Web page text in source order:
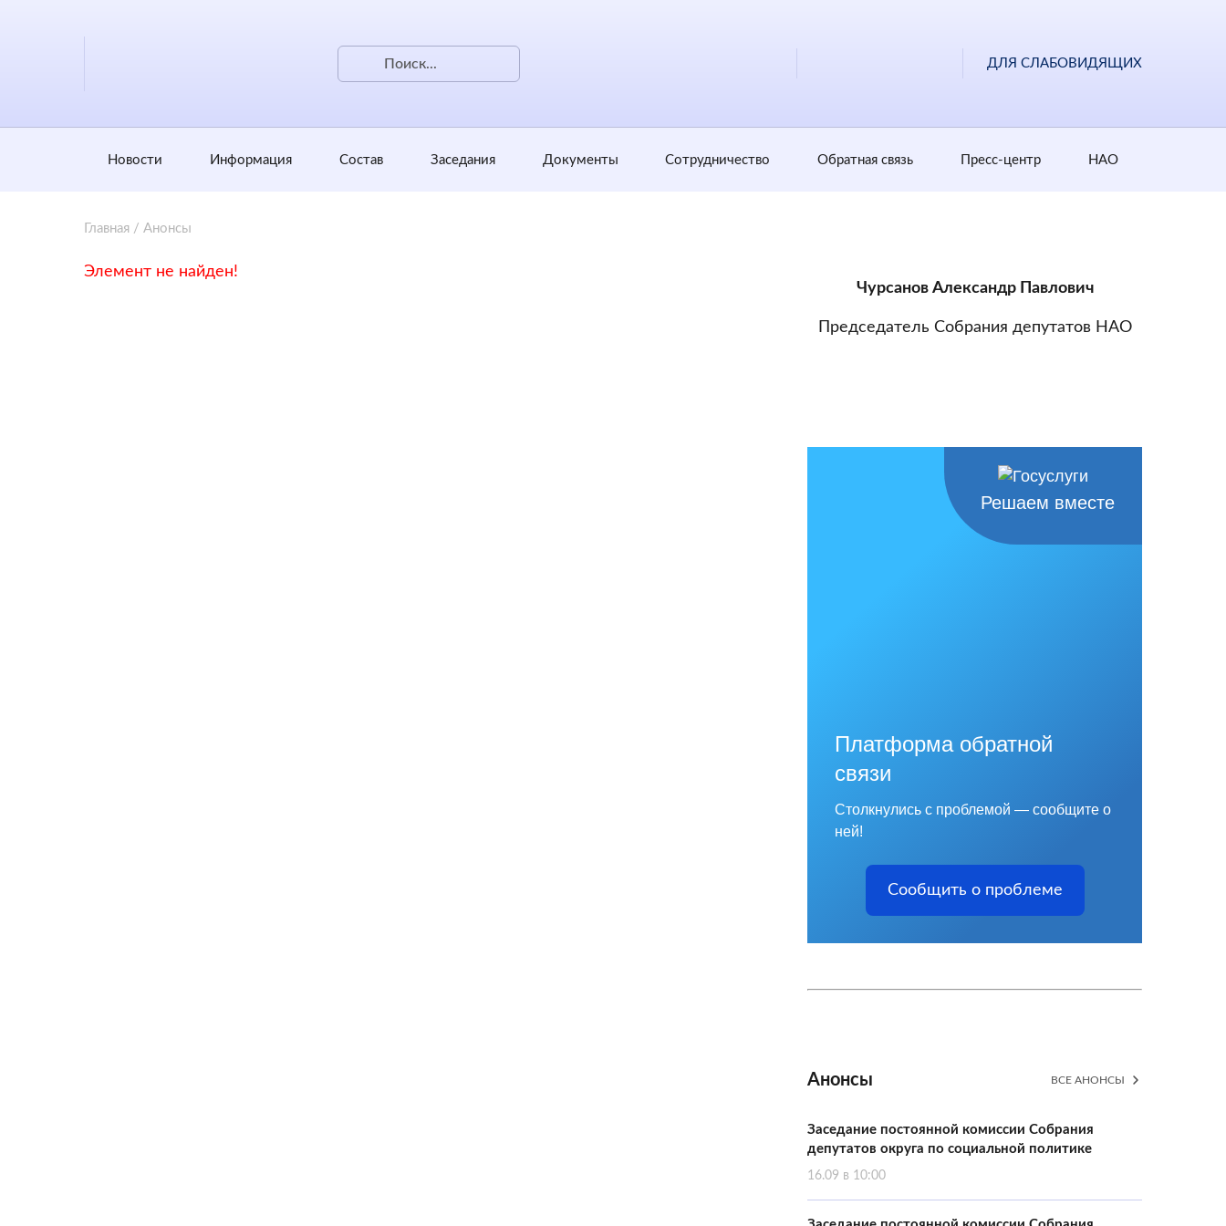
ДЛЯ СЛАБОВИДЯЩИХ
Новости Информация Состав Заседания Документы Сотрудничество Обратная cвязь Пресс-центр НАО
Главная / Анонсы
Элемент не найден!
Чурсанов Александр Павлович
Председатель Собрания депутатов НАО
Решаем вместе
Платформа обратной
связи
Столкнулись с проблемой — сообщите о
ней!
Сообщить о проблеме
Анонсы ВСЕ АНОНСЫ
Заседание постоянной комиссии Собрания
депутатов округа по социальной политике
16.09 в 10:00